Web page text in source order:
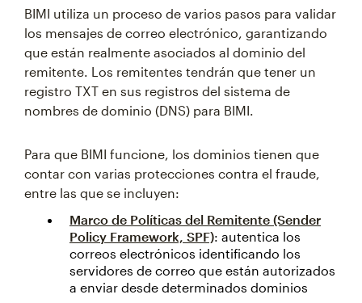
BIMI utiliza un proceso de varios pasos para validar
los mensajes de correo electrónico, garantizando
que están realmente asociados al dominio del
remitente. Los remitentes tendrán que tener un
registro TXT en sus registros del sistema de
nombres de dominio (DNS) para BIMI.
Para que BIMI funcione, los dominios tienen que
contar con varias protecciones contra el fraude,
entre las que se incluyen:
Marco de Políticas del Remitente (Sender
Policy Framework, SPF): autentica los
correos electrónicos identificando los
servidores de correo que están autorizados
a enviar desde determinados dominios